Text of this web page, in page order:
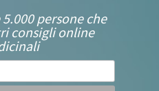
persone che
consigli online